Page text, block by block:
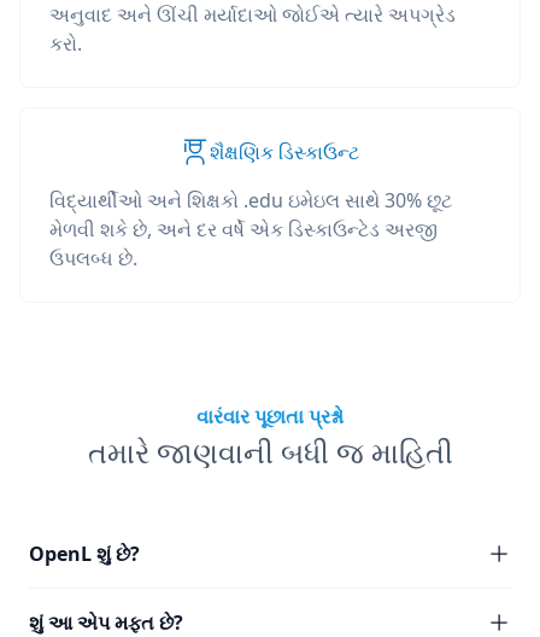
અનુવાદ અને ઊંચી મર્યાદાઓ જોઈએ ત્યારે અપગ્રેડ
કરો.
શૈક્ષણિક ડિસ્કાઉન્ટ
વિદ્યાર્થીઓ અને શિક્ષકો .edu ઇમેઇલ સાથે 30% છૂટ
મેળવી શકે છે, અને દર વર્ષે એક ડિસ્કાઉન્ટેડ અરજી
ઉપલબ્ધ છે.
વારંવાર પૂછાતા પ્રશ્નો
તમારે જાણવાની બધી જ માહિતી
OpenL શું છે?
શું આ એપ મફત છે?